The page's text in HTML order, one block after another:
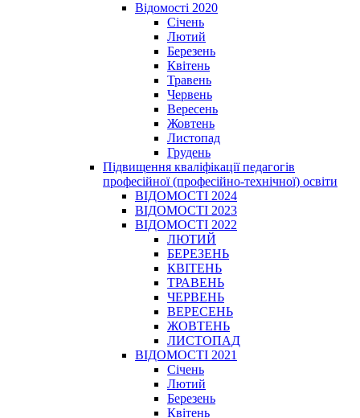
Відомості 2020
Січень
Лютий
Березень
Квітень
Травень
Червень
Вересень
Жовтень
Листопад
Грудень
Підвищення кваліфікації педагогів
професійної (професійно-технічної) освіти
ВІДОМОСТІ 2024
ВІДОМОСТІ 2023
ВІДОМОСТІ 2022
ЛЮТИЙ
БЕРЕЗЕНЬ
КВІТЕНЬ
ТРАВЕНЬ
ЧЕРВЕНЬ
ВЕРЕСЕНЬ
ЖОВТЕНЬ
ЛИСТОПАД
ВІДОМОСТІ 2021
Січень
Лютий
Березень
Квітень